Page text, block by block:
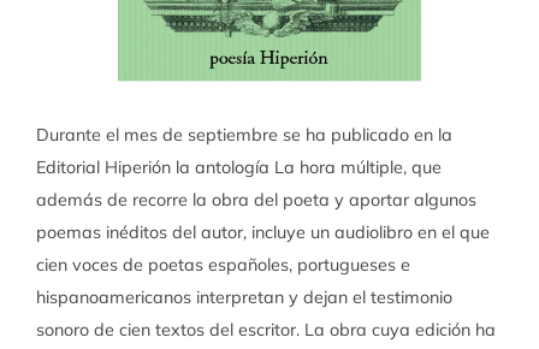
Durante el mes de septiembre se ha publicado en la
Editorial Hiperión la antología La hora múltiple, que
además de recorre la obra del poeta y aportar algunos
poemas inéditos del autor, incluye un audiolibro en el que
cien voces de poetas españoles, portugueses e
hispanoamericanos interpretan y dejan el testimonio
sonoro de cien textos del escritor. La obra cuya edición ha